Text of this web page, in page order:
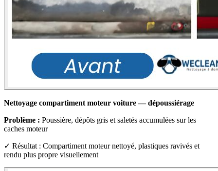
Nettoyage compartiment moteur voiture — dépoussiérage
Problème : Poussière, dépôts gris et saletés accumulées sur les
caches moteur
✓ Résultat : Compartiment moteur nettoyé, plastiques ravivés et
rendu plus propre visuellement